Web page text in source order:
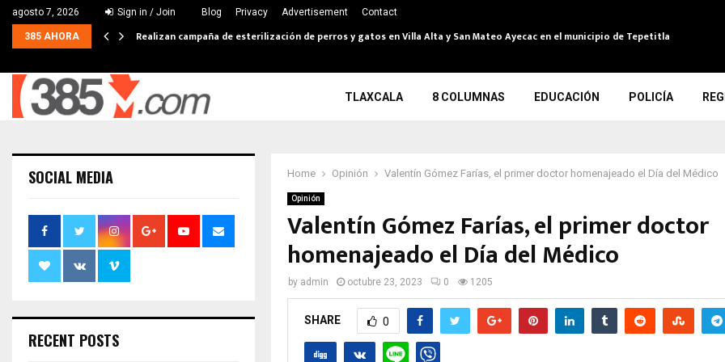
agosto 7, 2026 Sign in / Join Blog Privacy Advertisement Contact
385 AHORA Realizan campaña de esterilización de perros y gatos en Villa Alta y San Mateo Ayecac en el municipio de Tepetitla
TLAXCALA 8 COLUMNAS EDUCACIÓN POLICÍA
Home Opinión Valentín Gómez Farías, el primer doctor homenajeado el Día del Médico
Opinión
Valentín Gómez Farías, el primer doctor
homenajeado el Día del Médico
by admin octubre 23, 2023 0 1205
SHARE 0
SOCIAL MEDIA
RECENT POSTS